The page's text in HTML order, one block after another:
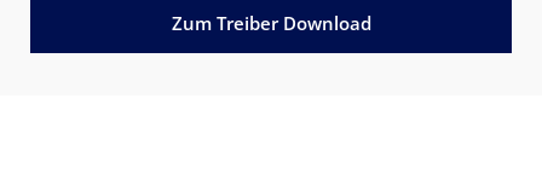
Zum Treiber Download